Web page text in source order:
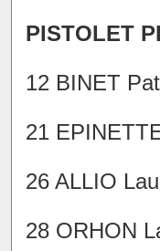
PISTOLET
12 BINET
21
26 ALLIO
28 ORHON